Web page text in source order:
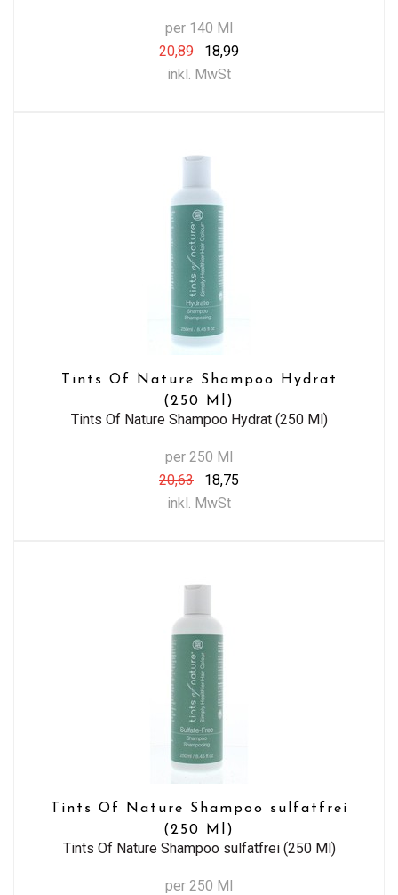
per 140 Ml
20,89
18,99
inkl. MwSt
Tints Of Nature Shampoo Hydrat
(250 Ml)
Tints Of Nature Shampoo Hydrat (250 Ml)
per 250 Ml
20,63
18,75
inkl. MwSt
Tints Of Nature Shampoo sulfatfrei
(250 Ml)
Tints Of Nature Shampoo sulfatfrei (250 Ml)
per 250 Ml